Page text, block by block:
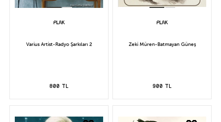
Varius Artist-Radyo Şarkıları 2
800 TL
Zeki Müren-Batmayan Güneş
900 TL